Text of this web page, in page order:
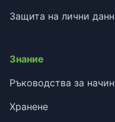
Защита на лични
Знание
Ръководства за
Хранене